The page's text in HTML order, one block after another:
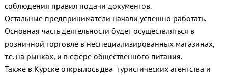
соблюдения правил подачи документов.
Остальные предприниматели начали успешно работать.
Основная часть деятельности будет осуществляться в
розничной торговле в неспециализированных магазинах,
т.е. на рынках, и в сфере общественного питания.
Также в Курске открылось два туристических агентства и